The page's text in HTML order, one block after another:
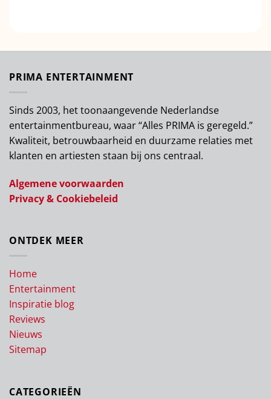
PRIMA ENTERTAINMENT
Sinds 2003, het toonaangevende Nederlandse
entertainmentbureau, waar “Alles PRIMA is geregeld.”
Kwaliteit, betrouwbaarheid en duurzame relaties met
klanten en artiesten staan bij ons centraal.
Algemene voorwaarden
Privacy & Cookiebeleid
ONTDEK MEER
Home
Entertainment
Inspiratie blog
Reviews
Nieuws
Sitemap
CATEGORIEËN